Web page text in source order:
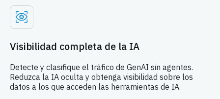
Visibilidad completa de la IA
Detecte y clasifique el tráfico de GenAI sin agentes.
Reduzca la IA oculta y obtenga visibilidad sobre los
datos a los que acceden las herramientas de IA.